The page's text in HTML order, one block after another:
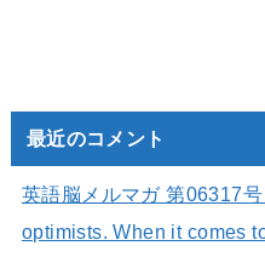
最近のコメント
英語脳メルマガ 第06317
optimists. When it comes